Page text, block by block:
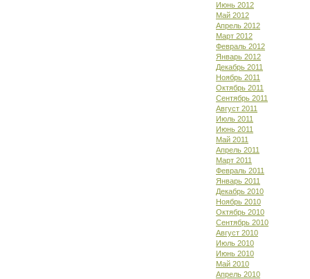
Июнь 2012
Май 2012
Апрель 2012
Март 2012
Февраль 2012
Январь 2012
Декабрь 2011
Ноябрь 2011
Октябрь 2011
Сентябрь 2011
Август 2011
Июль 2011
Июнь 2011
Май 2011
Апрель 2011
Март 2011
Февраль 2011
Январь 2011
Декабрь 2010
Ноябрь 2010
Октябрь 2010
Сентябрь 2010
Август 2010
Июль 2010
Июнь 2010
Май 2010
Апрель 2010